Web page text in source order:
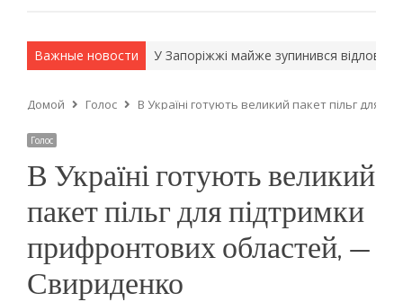
Важные новости
армейские методы. У Запоріжжі майже зупинився відлов і
Домой Голос В Україні готують великий пакет пільг для
Голос
В Україні готують великий
пакет пільг для підтримки
прифронтових областей, —
Свириденко